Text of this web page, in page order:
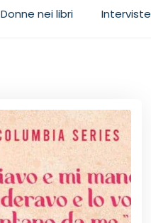
Donne nei libri Interviste